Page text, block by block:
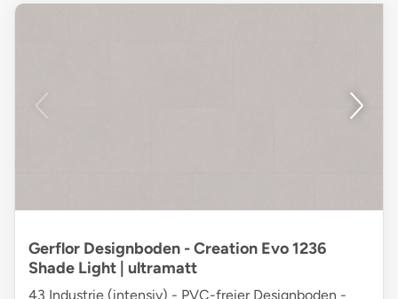
Gerflor Designboden - Creation Evo 1236
Shade Light | ultramatt
43 Industrie (intensiv) - PVC-freier Designboden -